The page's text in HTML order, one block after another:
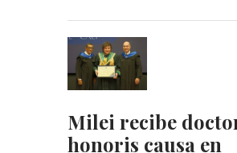
Milei recibe
honoris causa en